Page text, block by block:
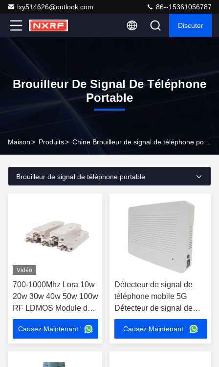
lxy514626@outlook.com 86--15361056787
Discuter
Brouilleur De Signal De Téléphone
Portable
Maison> Produits>
Brouilleur de signal de téléphone portable
Vidéo
700-1000Mhz Lora 10w
20w 30w 40w 50w 100w
RF LDMOS Module de
source de bruit VCO
anti-drone Système de
suppression des drones
Causez Maintenant '
Détecteur de signal de
téléphone mobile 5G
Détecteur de signal de
téléphone mobile / Wifi
Détecteur de signal de
téléphone mobile 8-10
Causez Maintenant '